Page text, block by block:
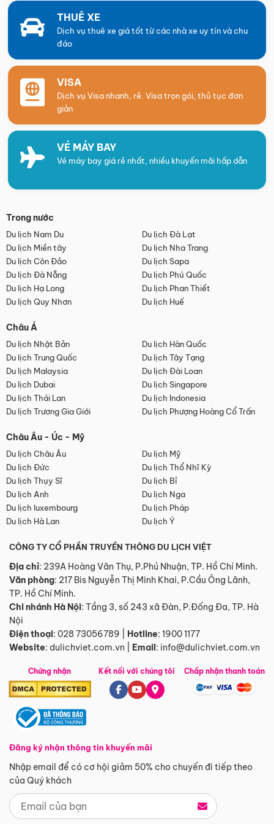
THUÊ XE
Dịch vụ thuê xe giá tốt từ các nhà xe uy tín và chu
đáo
VISA
Dịch vụ Visa nhanh, rẻ. Visa trọn gói, thủ tục đơn
giản
VÉ MÁY BAY
Vé máy bay giá rẻ nhất, nhiều khuyến mãi hấp dẫn
Trong nước
Du lịch Nam Du
Du lịch Đà Lạt
Du lịch Miền tây
Du lịch Nha Trang
Du lịch Côn Đảo
Du lịch Sapa
Du lịch Đà Nẵng
Du lịch Phú Quốc
Du lịch Hạ Long
Du lịch Phan Thiết
Du lịch Quy Nhơn
Du lịch Huế
Châu Á
Du lịch Nhật Bản
Du lịch Hàn Quốc
Du lịch Trung Quốc
Du lịch Tây Tạng
Du lịch Malaysia
Du lịch Đài Loan
Du lịch Dubai
Du lịch Singapore
Du lịch Thái Lan
Du lịch Indonesia
Du lịch Trương Gia Giới
Du lịch Phượng Hoàng Cổ Trấn
Châu Âu - Úc - Mỹ
Du lịch Châu Âu
Du lịch Mỹ
Du lịch Đức
Du lịch Thổ Nhĩ Kỳ
Du lịch Thụy Sĩ
Du lịch Bỉ
Du lịch Anh
Du lịch Nga
Du lịch luxembourg
Du lịch Pháp
Du lịch Hà Lan
Du lịch Ý
CÔNG TY CỔ PHẦN TRUYỀN THÔNG DU LỊCH VIỆT
Địa chỉ: 239A Hoàng Văn Thụ, P.Phú Nhuận, TP. Hồ Chí Minh.
Văn phòng: 217 Bis Nguyễn Thị Minh Khai, P.Cầu Ông Lãnh,
TP. Hồ Chí Minh.
Chi nhánh Hà Nội: Tầng 3, số 243 xã Đàn, P.Đống Đa, TP. Hà
Nội
Điện thoại: 028 73056789 Hotline: 1900 1177
Website: dulichviet.com.vn Email: info@dulichviet.com.vn
Chứng nhận
Đăng ký nhận thông tin khuyến mãi
Nhập email để có cơ hội giảm 50% cho chuyến đi tiếp theo
của Quý khách
Kết nối với chúng tôi Chấp nhận thanh toán